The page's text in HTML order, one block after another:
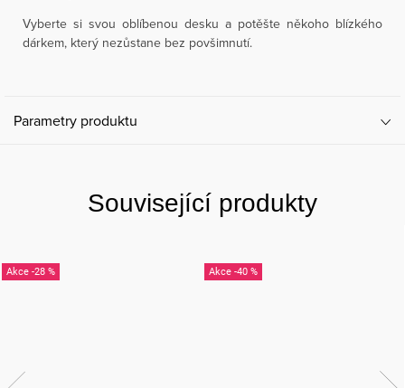
Vyberte si svou oblíbenou desku a potěšte někoho blízkého
dárkem, který nezůstane bez povšimnutí.
Parametry produktu
Související produkty
-28 % -40 %